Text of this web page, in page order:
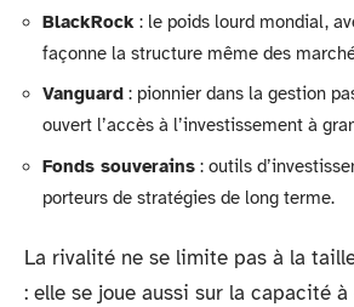
BlackRock : le poids lourd mondial,
façonne la structure même des
Vanguard : pionnier dans la gestion
ouvert l’accès à l’investissement à
Fonds souverains : outils
porteurs de stratégies de long terme.
La rivalité ne se limite pas à la
: elle se joue aussi sur la capacité